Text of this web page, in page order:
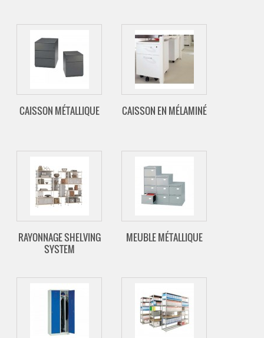
CAISSON MÉTALLIQUE CAISSON EN MÉLAMINÉ
RAYONNAGE SHELVING
SYSTEM
MEUBLE MÉTALLIQUE